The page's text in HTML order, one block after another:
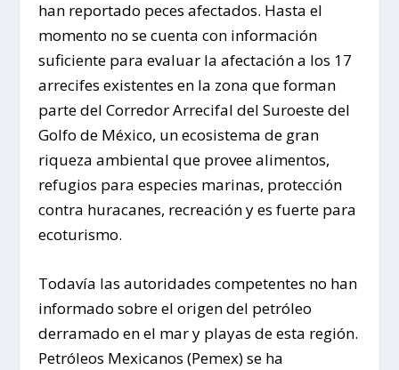
han reportado peces afectados. Hasta el
momento no se cuenta con información
suficiente para evaluar la afectación a los 17
arrecifes existentes en la zona que forman
parte del Corredor Arrecifal del Suroeste del
Golfo de México, un ecosistema de gran
riqueza ambiental que provee alimentos,
refugios para especies marinas, protección
contra huracanes, recreación y es fuerte para
ecoturismo.
Todavía las autoridades competentes no han
informado sobre el origen del petróleo
derramado en el mar y playas de esta región.
Petróleos Mexicanos (Pemex) se ha